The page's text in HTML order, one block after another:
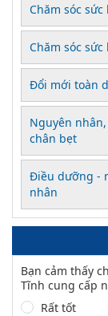
Chăm sóc
Chăm sóc
Đổi mới toàn
Nguyên
chân bẹt
Điều dưỡng -
nhân
Bạn cảm thấy
Tĩnh cung cấp
Rất tốt